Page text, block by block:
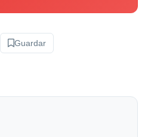
Guardar